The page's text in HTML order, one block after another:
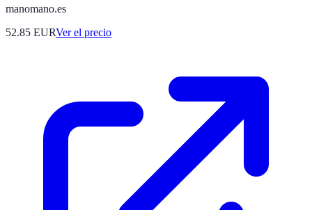
manomano.es
52.85 EURVer el precio